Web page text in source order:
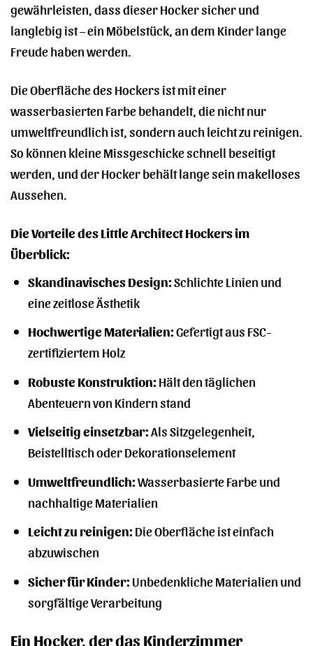
gewährleisten, dass dieser Hocker sicher und
langlebig ist – ein Möbelstück, an dem Kinder lange
Freude haben werden.
Die Oberfläche des Hockers ist mit einer
wasserbasierten Farbe behandelt, die nicht nur
umweltfreundlich ist, sondern auch leicht zu reinigen.
So können kleine Missgeschicke schnell beseitigt
werden, und der Hocker behält lange sein makelloses
Aussehen.
Die Vorteile des Little Architect Hockers im
Überblick:
Skandinavisches Design:Schlichte Linien und
eine zeitlose Ästhetik
Hochwertige Materialien:Gefertigt aus FSC-
zertifiziertem Holz
Robuste Konstruktion:Hält den täglichen
Abenteuern von Kindern stand
Vielseitig einsetzbar:Als Sitzgelegenheit,
Beistelltisch oder Dekorationselement
Umweltfreundlich:Wasserbasierte Farbe und
nachhaltige Materialien
Leicht zu reinigen:Die Oberfläche ist einfach
abzuwischen
Sicher für Kinder:Unbedenkliche Materialien und
sorgfältige Verarbeitung
Ein Hocker, der das Kinderzimmer